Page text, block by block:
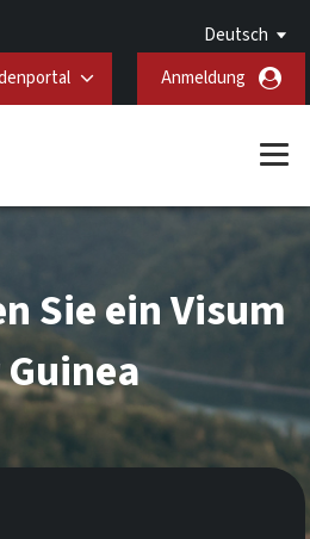
Deutsch
Anmeldung
Sie ein Visum